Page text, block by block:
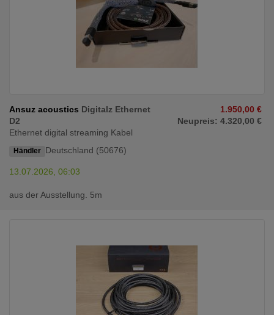
Ansuz acoustics Digitalz Ethernet
D2
Ethernet digital streaming Kabel
Händler Deutschland (50676)
1.950,00 €
Neupreis: 4.320,00 €
13.07.2026, 06:03
aus der Ausstellung. 5m